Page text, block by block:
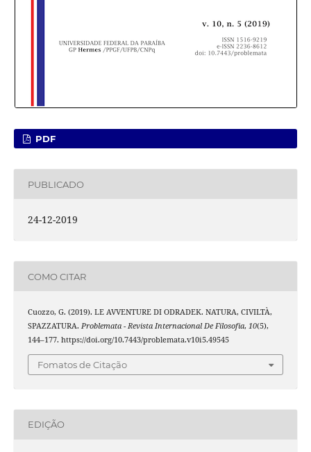
PDF
PUBLICADO
24-12-2019
COMO CITAR
Cuozzo, G. (2019). LE AVVENTURE DI ODRADEK. NATURA, CIVILTÀ,
SPAZZATURA. Problemata - Revista Internacional De Filosofia, 10(5),
144–177. https://doi.org/10.7443/problemata.v10i5.49545
Fomatos de Citação
EDIÇÃO